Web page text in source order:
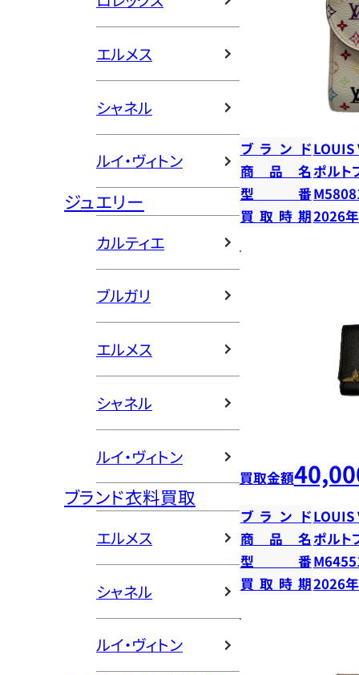
エルメス
シャネル
ルイ・ヴィトン
ジュエリー
カルティエ
ブルガリ
エルメス
シャネル
ルイ・ヴィトン
ブランド衣料買取
エルメス
シャネル
ルイ・ヴィトン
ブランドLOUIS
商品名ポルト
型番
買取時期2026
買取金額
ブランドLOUIS
商品名ポルト
型番
買取時期2026